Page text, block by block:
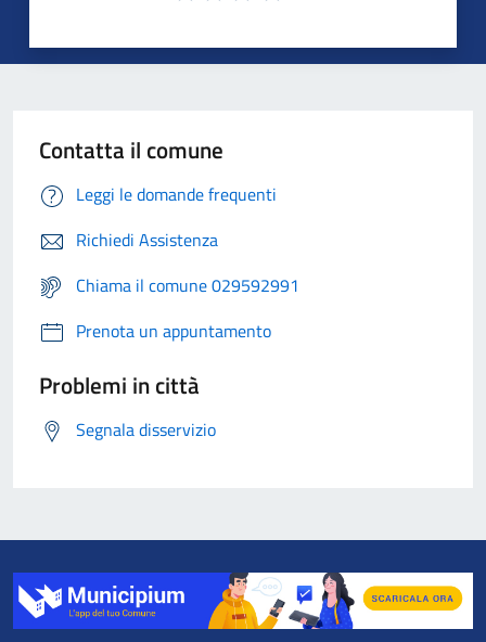
Contatta il comune
Leggi le domande frequenti
Richiedi Assistenza
Chiama il comune 029592991
Prenota un appuntamento
Problemi in città
Segnala disservizio